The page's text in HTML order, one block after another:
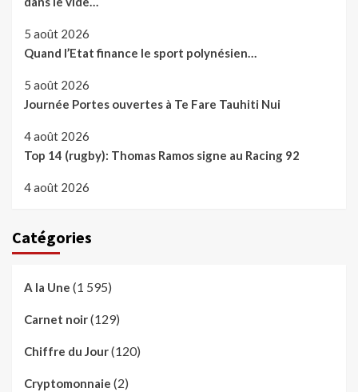
5 août 2026
Quand l’Etat finance le sport polynésien…
5 août 2026
Journée Portes ouvertes à Te Fare Tauhiti Nui
4 août 2026
Top 14 (rugby): Thomas Ramos signe au Racing 92
4 août 2026
Catégories
A la Une (1 595)
Carnet noir(129)
Chiffre du Jour(120)
Cryptomonnaie (2)